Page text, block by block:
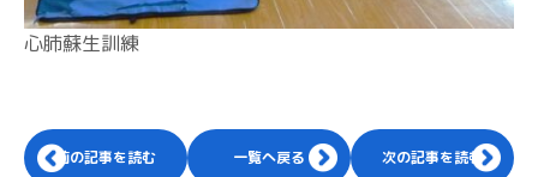
心肺蘇生訓練
前の記事を読む 一覧へ戻る 次の記事を読む